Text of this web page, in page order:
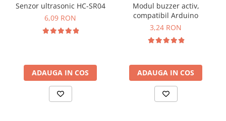
Proiectoare LED
Aeroterme
Microscoape Biologice
Senzor ultrasonic HC-SR04
6,09 RON
ADAUGA IN COS
Modul buzzer activ,
compatibil Arduino
3,24 RON
ADAUGA IN COS